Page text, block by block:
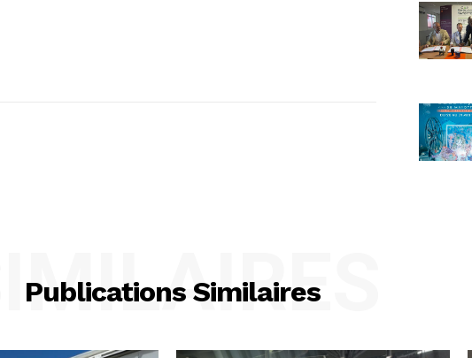
Publications Similaires
SIMILAIRES